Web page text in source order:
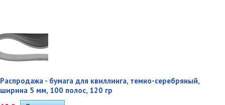
Распродажа - бумага для квиллинга, темно-серебряный,
ширина 5 мм, 100 полос, 120 гр